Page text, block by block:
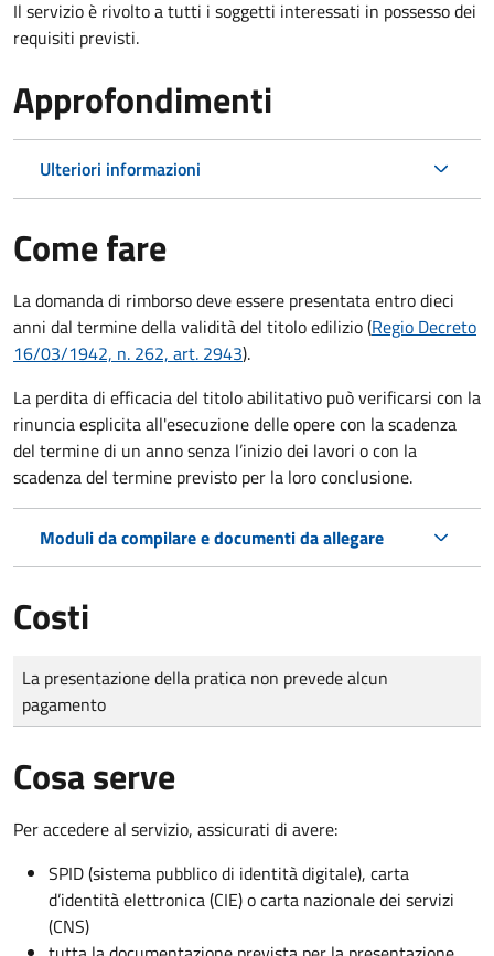
Il servizio è rivolto a tutti i soggetti interessati in possesso dei
requisiti previsti.
Approfondimenti
Ulteriori informazioni
Come fare
La domanda di rimborso deve essere presentata entro dieci
anni dal termine della validità del titolo edilizio (Regio Decreto
16/03/1942, n. 262, art. 2943).
La perdita di efficacia del titolo abilitativo può verificarsi con la
rinuncia esplicita all'esecuzione delle opere con la scadenza
del termine di un anno senza l’inizio dei lavori o con la
scadenza del termine previsto per la loro conclusione.
Moduli da compilare e documenti da allegare
Costi
Tipo di pagamento
Importo
La presentazione della pratica non prevede alcun
pagamento
Cosa serve
Per accedere al servizio, assicurati di avere:
SPID (sistema pubblico di identità digitale), carta
d’identità elettronica (CIE) o carta nazionale dei servizi
(CNS)